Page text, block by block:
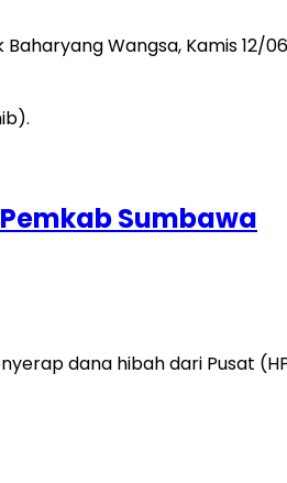
Wangsa, Kamis 12/
Sumbawa
dana hibah dari Pusat